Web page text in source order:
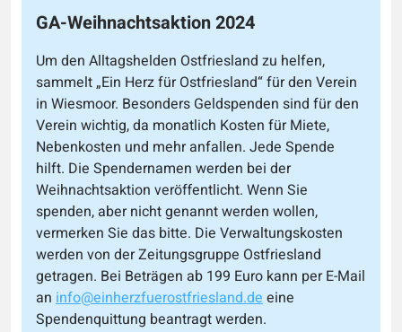
GA-Weihnachtsaktion 2024
Um den Alltagshelden Ostfriesland zu helfen,
sammelt „Ein Herz für Ostfriesland“ für den Verein
in Wiesmoor. Besonders Geldspenden sind für den
Verein wichtig, da monatlich Kosten für Miete,
Nebenkosten und mehr anfallen. Jede Spende
hilft. Die Spendernamen werden bei der
Weihnachtsaktion veröffentlicht. Wenn Sie
spenden, aber nicht genannt werden wollen,
vermerken Sie das bitte. Die Verwaltungskosten
werden von der Zeitungsgruppe Ostfriesland
getragen. Bei Beträgen ab 199 Euro kann per E-Mail
an info@einherzfuerostfriesland.deeine
Spendenquittung beantragt werden.